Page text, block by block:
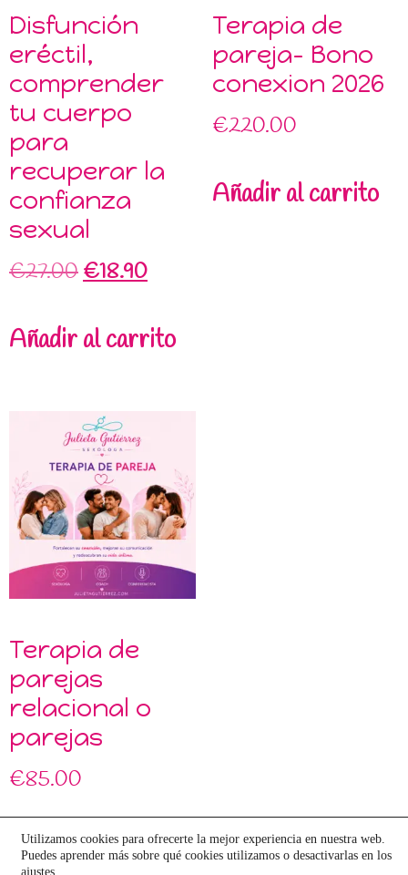
Disfunción
eréctil,
comprender
tu cuerpo
para
recuperar la
confianza
sexual
€27.00€18.90
Añadir al carrito
Terapia de
pareja- Bono
conexion 2026
€220.00
Añadir al carrito
Terapia de
parejas
relacional o
parejas
€85.00
Añadir al carrito
Utilizamos cookies para ofrecerte la mejor experiencia en nuestra web.
Puedes aprender más sobre qué cookies utilizamos o desactivarlas en los
ajustes.